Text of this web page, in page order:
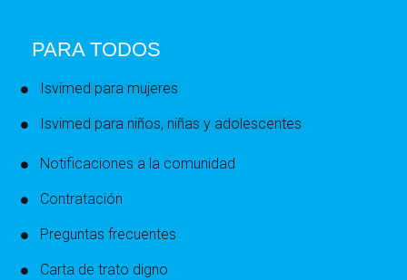
PARA TODOS
Isvimed para mujeres
Isvimed para niños, niñas y adolescentes
Notificaciones a la comunidad
Contratación
Preguntas frecuentes
Carta de trato digno